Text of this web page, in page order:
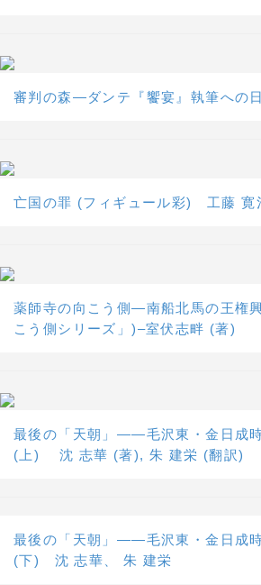
審判の森―ダンテ『饗宴』執筆への
亡国の罪 (フィギュール彩) 工藤 寛
薬師寺の向こう側―南船北馬の王権
こう側シリーズ」)–室伏志畔 (著)
最後の「天朝」――毛沢東・金日成
(上) 沈 志華 (著), 朱 建栄 (翻訳)
最後の「天朝」――毛沢東・金日成
(下) 沈 志華、 朱 建栄